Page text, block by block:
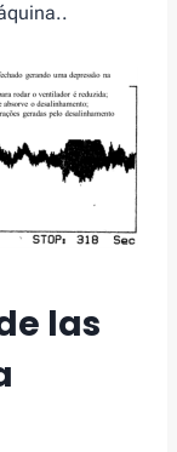
las